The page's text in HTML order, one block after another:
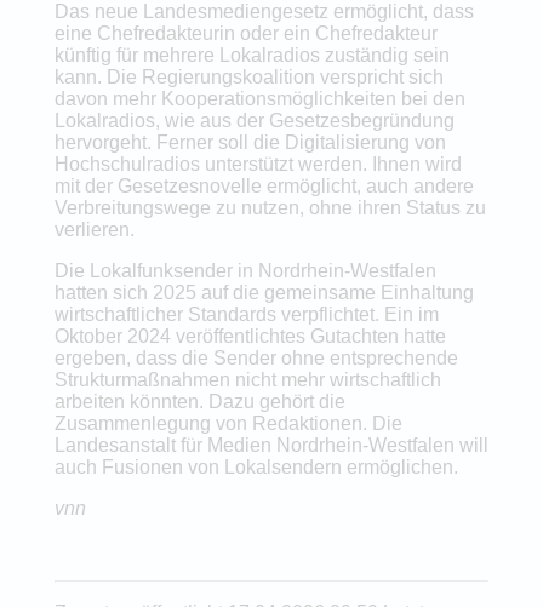
Das neue Landesmediengesetz ermöglicht, dass
eine Chefredakteurin oder ein Chefredakteur
künftig für mehrere Lokalradios zuständig sein
kann. Die Regierungskoalition verspricht sich
davon mehr Kooperationsmöglichkeiten bei den
Lokalradios, wie aus der Gesetzesbegründung
hervorgeht. Ferner soll die Digitalisierung von
Hochschulradios unterstützt werden. Ihnen wird
mit der Gesetzesnovelle ermöglicht, auch andere
Verbreitungswege zu nutzen, ohne ihren Status zu
verlieren.
Die Lokalfunksender in Nordrhein-Westfalen
hatten sich 2025 auf die gemeinsame Einhaltung
wirtschaftlicher Standards verpflichtet. Ein im
Oktober 2024 veröffentlichtes Gutachten hatte
ergeben, dass die Sender ohne entsprechende
Strukturmaßnahmen nicht mehr wirtschaftlich
arbeiten könnten. Dazu gehört die
Zusammenlegung von Redaktionen. Die
Landesanstalt für Medien Nordrhein-Westfalen will
auch Fusionen von Lokalsendern ermöglichen.
vnn